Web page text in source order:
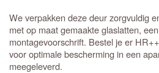
We verpakken deze deur zorgvuldig
met op maat gemaakte glaslatten,
montagevoorschrift. Bestel je er
voor optimale bescherming in een
meegeleverd.